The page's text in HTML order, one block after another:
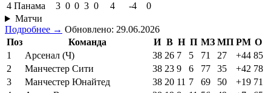
4 Панама 3 0 0 3 0 4 -4
0
Матчи
Подробнее → Обновлено: 29.06.2026
Поз
Команда И В Н П МЗ МП РМ О
1
Арсенал (Ч) 38 26 7 5 71 27 +44 85
2
Манчестер Сити 38 23 9 6 77 35 +42 78
3
Манчестер Юнайтед 38 20 11 7 69 50 +19 71